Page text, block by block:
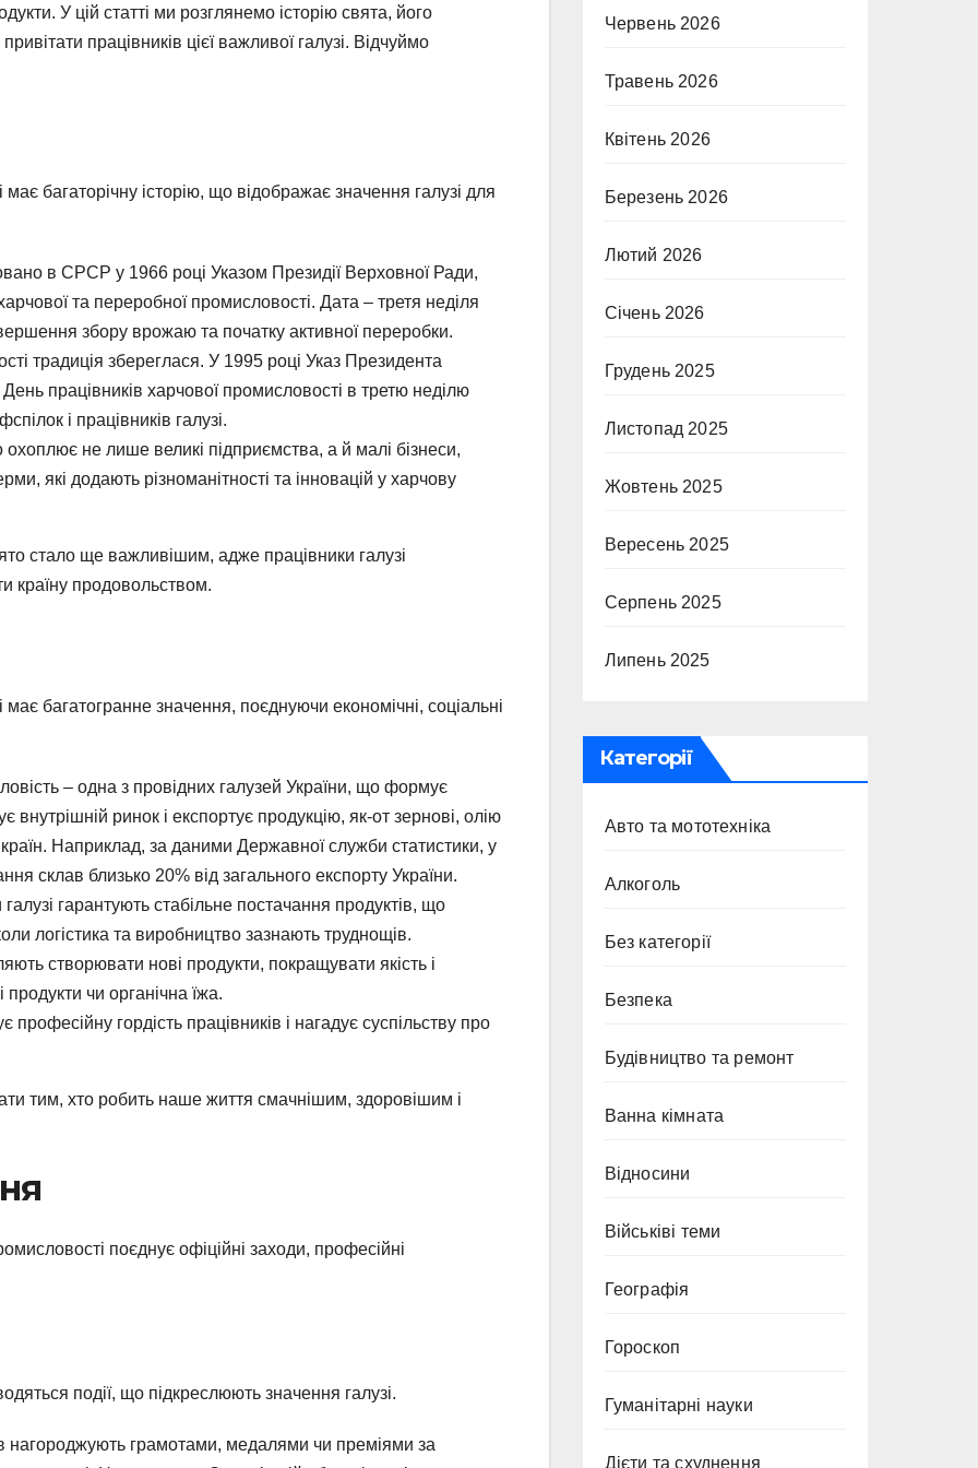
У цій статті ми розглянемо історію свята, його
працівників цієї важливої галузі. Відчуймо
багаторічну історію, що відображає значення галузі для
в СРСР у 1966 році Указом Президії Верховної Ради,
та переробної промисловості. Дата – третя неділя
збору врожаю та початку активної переробки.
традиція збереглася. У 1995 році Указ Президента
працівників харчової промисловості в третю неділю
і працівників галузі.
охоплює не лише великі підприємства, а й малі бізнеси,
які додають різноманітності та інновацій у харчову
стало ще важливішим, адже працівники галузі
країну продовольством.
багатогранне значення, поєднуючи економічні, соціальні
– одна з провідних галузей України, що формує
ринок і експортує продукцію, як-от зернові, олію
країн. Наприклад, за даними Державної служби статистики, у
склав близько 20% від загального експорту України.
гарантують стабільне постачання продуктів, що
логістика та виробництво зазнають труднощів.
створювати нові продукти, покращувати якість і
продукти чи органічна їжа.
гордість працівників і нагадує суспільству про
тим, хто робить наше життя смачнішим, здоровішим і
поєднує офіційні заходи, професійні
події, що підкреслюють значення галузі.
нагороджують грамотами, медалями чи преміями за
Червень 2026
Травень 2026
Квітень 2026
Березень 2026
Лютий 2026
Січень 2026
Грудень 2025
Листопад 2025
Жовтень 2025
Вересень 2025
Серпень 2025
Липень 2025
Категорії
Авто та мототехніка
Алкоголь
Без категорії
Безпека
Будівництво та ремонт
Ванна кімната
Відносини
Військіві теми
Географія
Гороскоп
Гуманітарні науки
Дієти та схуднення